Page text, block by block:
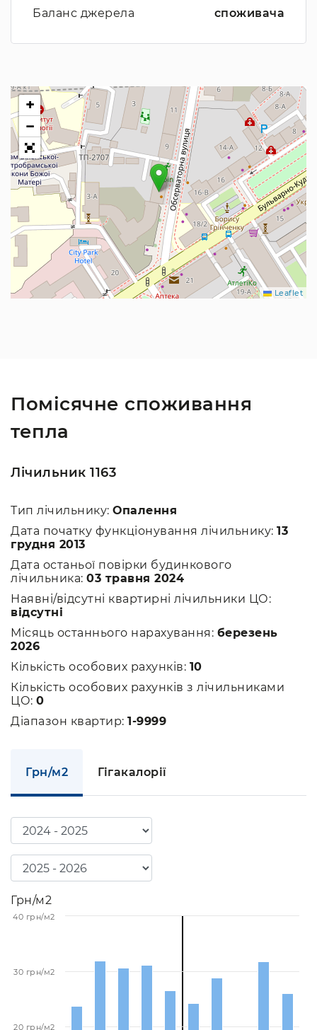
Баланс джерела споживача
+
−
Leaflet
Помісячне споживання
тепла
Лічильник 1163
Тип лічильнику: Опалення
Дата початку функціонування лічильнику: 13
грудня 2013
Дата останьої повірки будинкового
лічильника: 03 травня 2024
Наявні/відсутні квартирні лічильники ЦО:
відсутні
Місяць останнього нарахування: березень
2026
Кількість особових рахунків: 10
Кількість особових рахунків з лічильниками
ЦО: 0
Діапазон квартир: 1-9999
Грн/м2 Гігакалорії
Грн/м2
20 грн/м2
30 грн/м2
40 грн/м2